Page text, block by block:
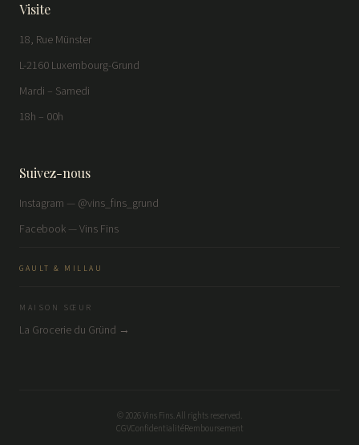
Visite
18, Rue Münster
L-2160 Luxembourg-Grund
Mardi – Samedi
18h – 00h
Suivez-nous
Instagram — @vins_fins_grund
Facebook — Vins Fins
GAULT & MILLAU
MAISON SŒUR
La Grocerie du Gründ →
© 2026Vins Fins. All rights reserved.
CGVConfidentialitéRemboursement